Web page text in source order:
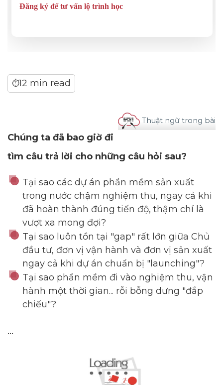
⏱12 min read
Thuật ngữ trong bài
Chúng ta đã bao giờ đi
tìm câu trả lời cho những câu hỏi sau?
Tại sao các dự án phần mềm sản xuất
trong nước chậm nghiệm thu, ngay cả khi
đã hoàn thành đúng tiến độ, thậm chí là
vượt xa mong đợi?
Tại sao luôn tồn tại "gap" rất lớn giữa Chủ
đầu tư, đơn vị vận hành và đơn vị sản xuất
ngay cả khi dự án chuẩn bị "launching"?
Tại sao phần mềm đi vào nghiệm thu, vận
hành một thời gian... rỗi bỗng dưng "đắp
chiếu"?
...